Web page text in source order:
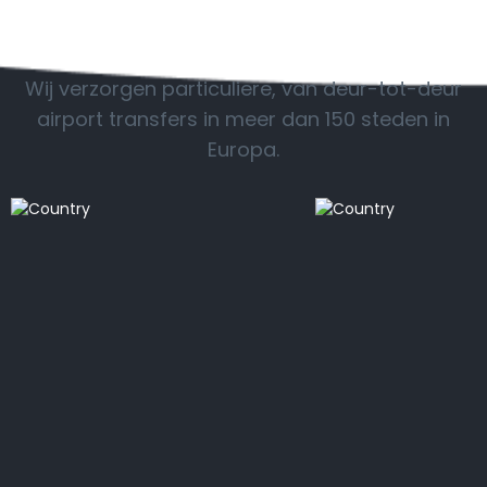
Wij verzorgen particuliere, van deur-tot-deur
airport transfers in meer dan 150 steden in
Europa.